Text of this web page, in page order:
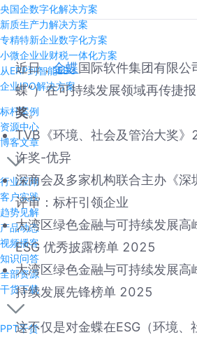
央国企数字化解决方案
新质生产力解决方案
专精特新企业数字化方案
小微企业业财税一体化方案
从ERP到智能EBC
企业IPO解决方案
标杆案例
资源中心
博客文章
行业应用
客户实践
趋势见解
产品动态
视频播客
知识问答
全部资源
干货下载
PPT干货
近日，金蝶国际软件集团有限公
蝶”）在可持续发展领域再传捷
奖。
TVB《环境、社会及管治大奖
许奖-优异
深商会及多家机构联合主办《深
评审：标杆引领企业
大湾区绿色金融与可持续发展高
ESG 优秀披露榜单 2025
大湾区绿色金融与可持续发展高
持续发展先锋榜单 2025
这不仅是对金蝶在ESG（环境、